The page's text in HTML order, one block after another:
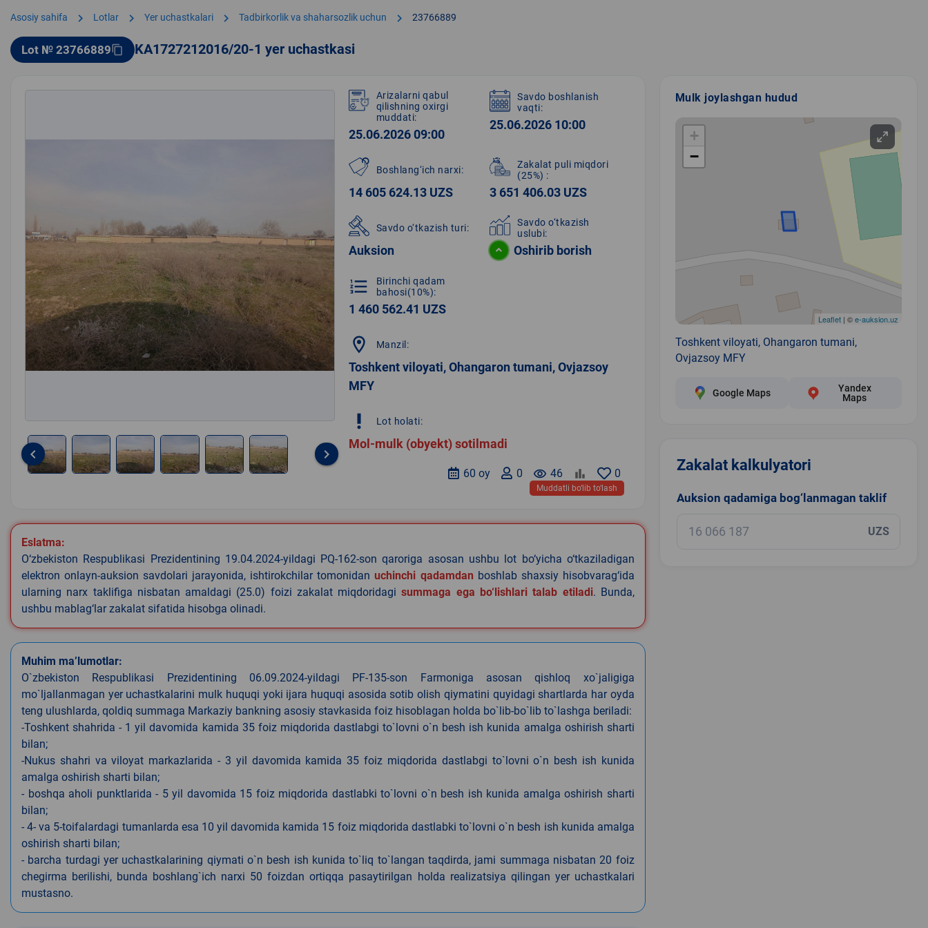
Asosiy sahifa chevron_right Lotlar chevron_right Yer uchastkalari chevron_right Tadbirkorlik va shaharsozlik uchun chevron_right 23766889
Lot № 23766889content_copy KA1727212016/20-1 yer uchastkasi
6
keyboard_arrow_left keyboard_arrow_right
Arizalarni qabul
qilishning oxirgi
muddati:
25.06.2026 09:00
Savdo boshlanish
vaqti:
25.06.2026 10:00
Boshlang‘ich narxi:
14 605 624.13 UZS
Zakalat puli miqdori
(25%) :
3 651 406.03 UZS
Savdo o‘tkazish turi:
Auksion
Savdo o‘tkazish
uslubi:
Oshirib borish
format_list_numbered
Birinchi qadam
bahosi(10%):
1 460 562.41 UZS
location_on Manzil:
Toshkent viloyati, Ohangaron tumani, Ovjazsoy
MFY
priority_high Lot holati:
Mol-mulk (obyekt) sotilmadi
0
remove_red_eye 46
0
60 oy
Muddatli bo‘lib to‘lash
Eslatma:
O‘zbekiston Respublikasi Prezidentining 19.04.2024-yildagi PQ-162-son qaroriga asosan ushbu lot bo‘yicha o‘tkaziladigan
elektron onlayn-auksion savdolari jarayonida, ishtirokchilar tomonidanuchinchi qadamdan boshlab shaxsiy hisobvarag‘ida
ularning narx taklifiga nisbatan amaldagi (25.0) foizi zakalat miqdoridagisummaga ega bo‘lishlari talab etiladi. Bunda,
ushbu mablag‘lar zakalat sifatida hisobga olinadi.
Muhim ma’lumotlar:
O`zbekiston Respublikasi Prezidentining 06.09.2024-yildagi PF-135-son Farmoniga asosan qishloq xo`jaligiga
mo`ljallanmagan yer uchastkalarini mulk huquqi yoki ijara huquqi asosida sotib olish qiymatini quyidagi shartlarda har oyda
teng ulushlarda, qoldiq summaga Markaziy bankning asosiy stavkasida foiz hisoblagan holda bo`lib-bo`lib to`lashga beriladi:
-Toshkent shahrida - 1 yil davomida kamida 35 foiz miqdorida dastlabgi to`lovni o`n besh ish kunida amalga oshirish sharti
bilan;
-Nukus shahri va viloyat markazlarida - 3 yil davomida kamida 35 foiz miqdorida dastlabgi to`lovni o`n besh ish kunida
amalga oshirish sharti bilan;
- boshqa aholi punktlarida - 5 yil davomida 15 foiz miqdorida dastlabki to`lovni o`n besh ish kunida amalga oshirish sharti
bilan;
- 4- va 5-toifalardagi tumanlarda esa 10 yil davomida kamida 15 foiz miqdorida dastlabki to`lovni o`n besh ish kunida amalga
oshirish sharti bilan;
- barcha turdagi yer uchastkalarining qiymati o`n besh ish kunida to`liq to`langan taqdirda, jami summaga nisbatan 20 foiz
chegirma berilishi, bunda boshlang`ich narxi 50 foizdan ortiqqa pasaytirilgan holda realizatsiya qilingan yer uchastkalari
mustasno.
Mulk joylashgan hudud
+
−
Leaflet| ©e-auksion.uz
Toshkent viloyati, Ohangaron tumani,
Ovjazsoy MFY
Google Maps
Yandex
Maps
Zakalat kalkulyatori
Auksion qadamiga bog‘lanmagan taklif
UZS